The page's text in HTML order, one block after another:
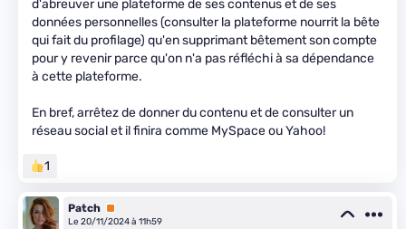
d'abreuver une plateforme de ses contenus et de ses
données personnelles (consulter la plateforme nourrit la bête
qui fait du profilage) qu'en supprimant bêtement son compte
pour y revenir parce qu'on n'a pas réfléchi à sa dépendance
à cette plateforme.
En bref, arrêtez de donner du contenu et de consulter un
réseau social et il finira comme MySpace ou Yahoo!
1
Patch Premium
Le 20/11/2024 à 11h59